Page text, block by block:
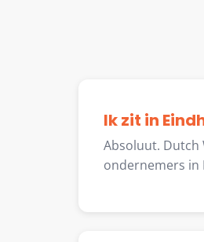
Ik zit in
Absoluut. Dutch
ondernemers in